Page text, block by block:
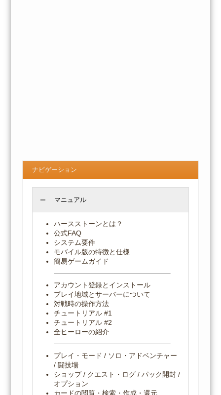
ナビゲーション
マニュアル
ハースストーンとは？
公式FAQ
システム要件
モバイル版の特徴と仕様
簡易ゲームガイド
アカウント登録とインストール
プレイ地域とサーバーについて
対戦時の操作方法
チュートリアル #1
チュートリアル #2
全ヒーローの紹介
プレイ・モード / ソロ・アドベンチャー
/ 闘技場
ショップ / クエスト・ログ / パック開封 /
オプション
カードの閲覧・検索・作成・還元